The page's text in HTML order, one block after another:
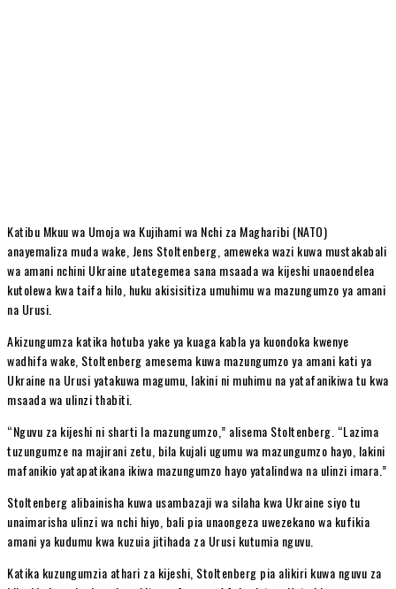
Katibu Mkuu wa Umoja wa Kujihami wa Nchi za Magharibi (NATO)
anayemaliza muda wake, Jens Stoltenberg, ameweka wazi kuwa mustakabali
wa amani nchini Ukraine utategemea sana msaada wa kijeshi unaoendelea
kutolewa kwa taifa hilo, huku akisisitiza umuhimu wa mazungumzo ya amani
na Urusi.
Akizungumza katika hotuba yake ya kuaga kabla ya kuondoka kwenye
wadhifa wake, Stoltenberg amesema kuwa mazungumzo ya amani kati ya
Ukraine na Urusi yatakuwa magumu, lakini ni muhimu na yatafanikiwa tu kwa
msaada wa ulinzi thabiti.
“Nguvu za kijeshi ni sharti la mazungumzo,” alisema Stoltenberg. “Lazima
tuzungumze na majirani zetu, bila kujali ugumu wa mazungumzo hayo, lakini
mafanikio yatapatikana ikiwa mazungumzo hayo yatalindwa na ulinzi imara.”
Stoltenberg alibainisha kuwa usambazaji wa silaha kwa Ukraine siyo tu
unaimarisha ulinzi wa nchi hiyo, bali pia unaongeza uwezekano wa kufikia
amani ya kudumu kwa kuzuia jitihada za Urusi kutumia nguvu.
Katika kuzungumzia athari za kijeshi, Stoltenberg pia alikiri kuwa nguvu za